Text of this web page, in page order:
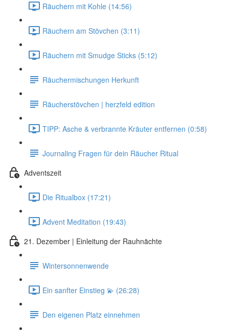
Räuchern mit Kohle (14:56)
Räuchern am Stövchen (3:11)
Räuchern mit Smudge Sticks (5:12)
Räuchermischungen Herkunft
Räucherstövchen | herzfeld edition
TIPP: Asche & verbrannte Kräuter entfernen (0:58)
Journaling Fragen für dein Räucher Ritual
Adventszeit
Die Ritualbox (17:21)
Advent Meditation (19:43)
21. Dezember | Einleitung der Rauhnächte
Wintersonnenwende
Ein sanfter Einstieg 💫 (26:28)
Den eigenen Platz einnehmen